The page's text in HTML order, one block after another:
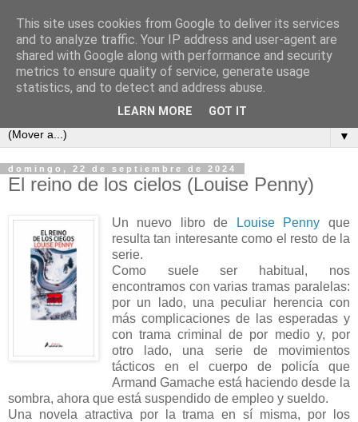
Cada semana un libro
Este es un blog para los amantes de la lectura, un sitio para
intercambiar opiniones y comentarios de libros.
▼
domingo, 22 de septiembre de 2024
El reino de los cielos (Louise Penny)
Un nuevo libro de Louise Penny que
resulta tan interesante como el resto de la
serie.
Como suele ser habitual, nos
encontramos con varias tramas paralelas:
por un lado, una peculiar herencia con
más complicaciones de las esperadas y
con trama criminal de por medio y, por
otro lado, una serie de movimientos
tácticos en el cuerpo de policía que
Armand Gamache está haciendo desde la
sombra, ahora que está suspendido de empleo y sueldo.
Una novela atractiva por la trama en sí misma, por los
This site uses cookies from Google to deliver its services
and to analyze traffic. Your IP address and user-agent are
shared with Google along with performance and security
metrics to ensure quality of service, generate usage
statistics, and to detect and address abuse.
LEARN MORE GOT IT